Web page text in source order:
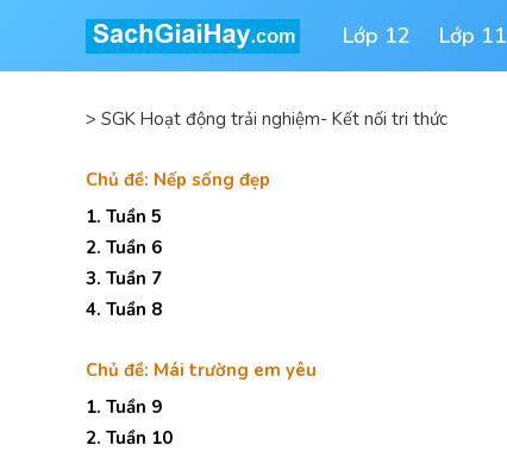
Lớp 12 Lớp 11
> SGK Hoạt động trải nghiệm- Kết nối tri thức
Chủ đề: Nếp sống đẹp
1. Tuần 5
2. Tuần 6
3. Tuần 7
4. Tuần 8
Chủ đề: Mái trường em yêu
1. Tuần 9
2. Tuần 10